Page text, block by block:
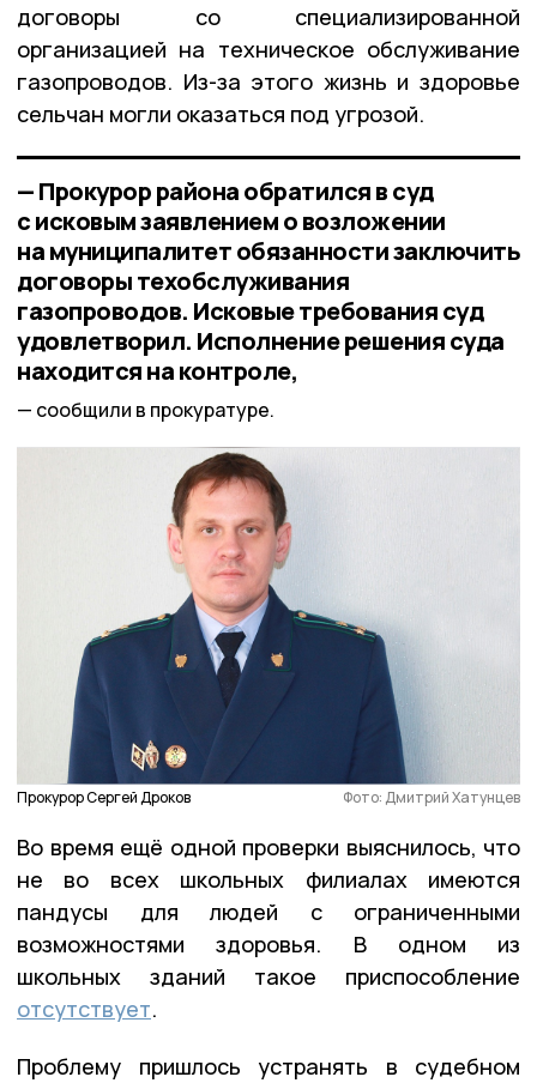
договоры со специализированной
организацией на техническое обслуживание
газопроводов. Из-за этого жизнь и здоровье
сельчан могли оказаться под угрозой.
— Прокурор района обратился в суд
с исковым заявлением о возложении
на муниципалитет обязанности заключить
договоры техобслуживания
газопроводов. Исковые требования суд
удовлетворил. Исполнение решения суда
находится на контроле,
сообщили в прокуратуре.
Прокурор Сергей Дроков Фото: Дмитрий Хатунцев
Во время ещё одной проверки выяснилось, что
не во всех школьных филиалах имеются
пандусы для людей с ограниченными
возможностями здоровья. В одном из
школьных зданий такое приспособление
отсутствует.
Проблему пришлось устранять в судебном